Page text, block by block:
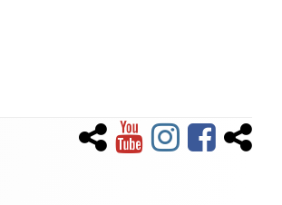
NewsletterYouTubeInstagramFacebookTiktok